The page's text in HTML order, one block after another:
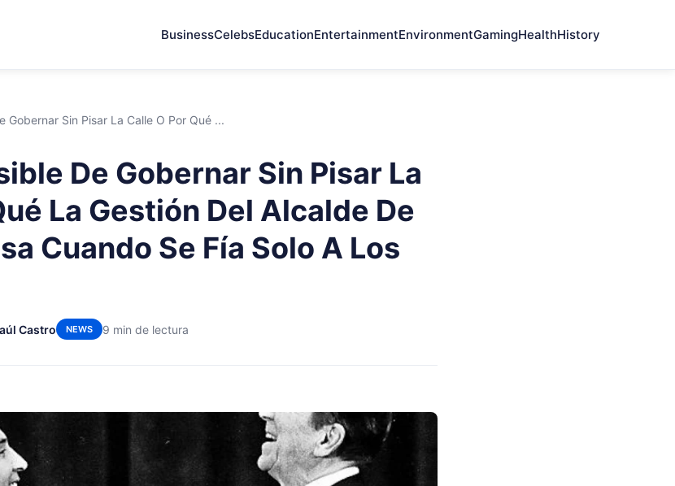
BusinessCelebsEducationEntertainmentEnvironmentGamingHealthHistory
Gobernar Sin Pisar La Calle O Por Qué ...
De Gobernar Sin Pisar La
La Gestión Del Alcalde De
Cuando Se Fía Solo A Los
Castro NEWS 9 min de lectura